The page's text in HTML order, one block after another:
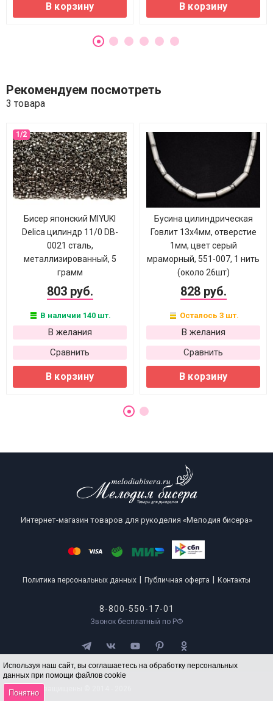
Используя наш сайт, вы соглашаетесь на обработку персональных
данных при помощи файлов cookie
Понятно
В корзину В корзину
Рекомендуем посмотреть
3 товара
Бисер японский MIYUKI
Delica цилиндр 11/0 DB-
0021 сталь,
металлизированный, 5
грамм
803 руб.
В наличии 140 шт.
В желания
Сравнить
В корзину
Бусина цилиндрическая
Говлит 13х4мм, отверстие
1мм, цвет серый
мраморный, 551-007, 1 нить
(около 26шт)
828 руб.
Осталось 3 шт.
В желания
Сравнить
В корзину
Интернет-магазин товаров для рукоделия «Мелодия бисера»
Политика персональных данных Публичная оферта Контакты
8-800-550-17-01
Звонок бесплатный по РФ
Все права защищены © 2014 - 2026